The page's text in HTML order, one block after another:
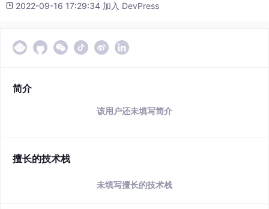
2022-09-16 17:29:34 加入 DevPress
简介
该用户还未填写简介
擅长的技术栈
未填写擅长的技术栈